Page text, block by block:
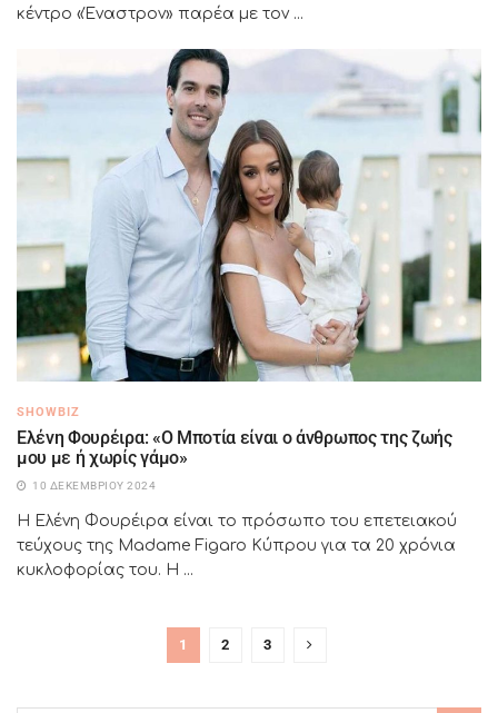
κέντρο «Έναστρον» παρέα με τον ...
SHOWBIZ
Ελένη Φουρέιρα: «Ο Μποτία είναι ο άνθρωπος της ζωής
μου με ή χωρίς γάμο»
10 ΔΕΚΕΜΒΡΊΟΥ 2024
Η Ελένη Φουρέιρα είναι το πρόσωπο του επετειακού
τεύχους της Madame Figaro Κύπρου για τα 20 χρόνια
κυκλοφορίας του. Η ...
1 2 3